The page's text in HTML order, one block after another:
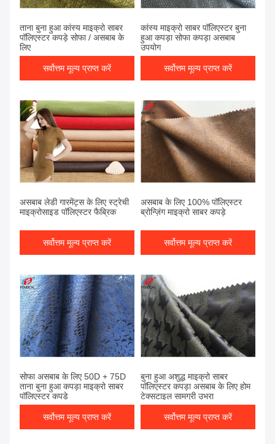
ताना बुना हुआ कांस्य माइक्रो साबर
पॉलिएस्टर कपड़े सोफा / असबाब के
लिए
सर्वोत्तम मूल्य प्राप्त करें
कांस्य माइक्रो साबर पॉलिएस्टर बुना
हुआ कपड़ा सोफा कपड़ा असबाब
उपयोग
सर्वोत्तम मूल्य प्राप्त करें
असबाब लेडी गारमेंट्स के लिए स्ट्रेची
माइक्रोसाइड पॉलिएस्टर फैब्रिक
सर्वोत्तम मूल्य प्राप्त करें
असबाब के लिए 100% पॉलिएस्टर
ब्रोन्ज़िंग माइक्रो साबर कपड़े
सर्वोत्तम मूल्य प्राप्त करें
सोफा असबाब के लिए 50D + 75D
ताना बुना हुआ कपड़ा माइक्रो साबर
पॉलिएस्टर कपड़े
सर्वोत्तम मूल्य प्राप्त करें
बुना हुआ अशुद्ध माइक्रो साबर
पॉलिएस्टर कपड़ा असबाब के लिए होम
टेक्सटाइल सामग्री उभरा
सर्वोत्तम मूल्य प्राप्त करें